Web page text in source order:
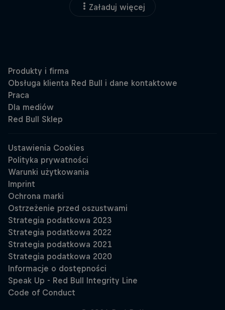
Załaduj więcej